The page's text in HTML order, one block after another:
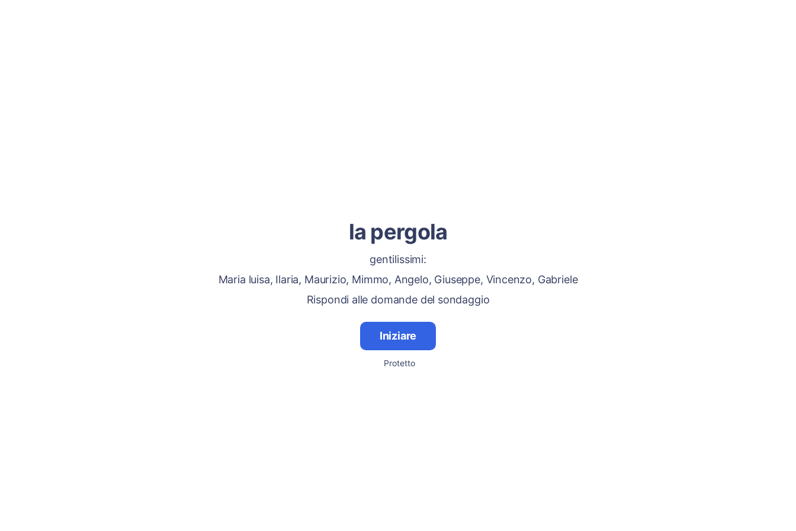
la pergola
gentilissimi:
Maria luisa, Ilaria, Maurizio, Mimmo, Angelo, Giuseppe, Vincenzo, Gabriele
Rispondi alle domande del sondaggio
Iniziare
Protetto